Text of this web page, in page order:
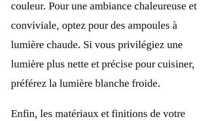
couleur. Pour une ambiance chaleureuse et
conviviale, optez pour des ampoules à
lumière chaude. Si vous privilégiez une
lumière plus nette et précise pour cuisiner,
préférez la lumière blanche froide.
Enfin, les matériaux et finitions de votre